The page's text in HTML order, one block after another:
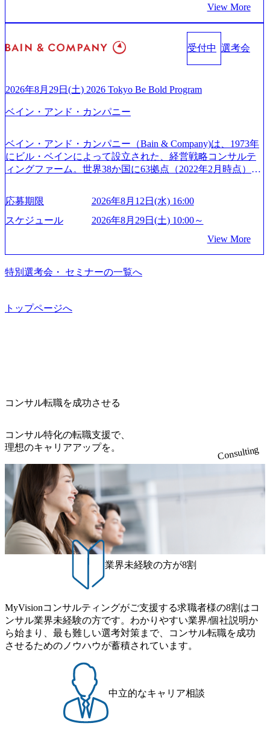
ア組織） 2026年8月22日(土) 10:00～最長16:00 2026年8月10
日(月) 16:00 ※応募者が定員を上回る場合は、厳正なる審査
の上参加者を決定させていただきます。ご了承ください。
● 当日の流れ 受付 → 会社説明会 → 面接(会社説明会終了
後、随時ご案内) ※全てリモートにて実施します。 ※参加
通常の選考フローと異なり、事前に適性検査をご受検いた
ションサーチになります。 ご経験やスキル、そして適性や
きます。 ※本求人はレバテック株式会社の雇用となりま
す。 ※案件によっては客先に出向いての作業も発生しま
す。 ＜ITコンサルタント＞ Webアプリケーション、SaaS系
模基幹システムにおける最上流のPoC(概念実証)支援から構
想策定、開発マネジメント支援までを一気通貫で担当して
います。 生成AIなどの最新技術とシステムを活用し、顧客
の業務革新と効率化の実現に貢献します。 ＜PL/PM＞ 顧客
の要望を深くヒアリングし、企画構想からアジャイル開発
による開発支援までを一気通貫で推進していただきます。
プロジェクト提案・推進の中核として、企画・要件定義か
流での現状分析、顧客ヒアリング、戦略策定、技術選定、
ルティング領域)から参画いただきます。 課題選定から顧客
だきます。 アジャイル開発を通じて顧客の要望や提案を柔
軟に取り入れながら改善サイクルを回すため、ご自身の提
案がサービスに直接反映されやすく、高い貢献度を実感で
きます。 ● 勤務地 東京都渋谷区渋谷3丁目6-7 渋谷金王タワ
ー 事業所内禁煙(入居する施設に喫煙専用室あり) ・就業規
則により就業時間内の喫煙を全面的に禁止 ・禁煙サポート
制度あり オンライン ● 必須要件 以下いずれかのご経験をお
持ちの方 ・システム・ソフトウェア開発経験3年以上 ・要
件定義～基本設計など上流経験2年以上 ・PMO経験2年以上
● 歓迎要件 ・要件定義から詳細設計までのいずれかの上流
工程の経験 ・サブリーダー以上のマネジメント経験 ・お客
様との折衝経験、交渉経験 ・組織課題に対して主体的に業
務改善に取り組まれたご経験 ・アジャイル/スクラムへの興
で主体的に動ける方 ・年齢にこだわらず、アドバイスを素
直に受け取れる方 ・推進力のある方
た？ (https://www.businessinsider.jp/post-288838) プラダ：ラグ
nture.com/jp-ja/case-studies/song/prada-luxury-product-customizati
on) 大正製薬：ITカーブアウト支援 (https://www.accenture.co
m/jp-ja/case-studies/consulting/taisho-pharmaceutical)（ストラテ
ジー & コンサルティング） ソフトバンク：初のオンライン
s://www.accenture.com/jp-ja/case-studies/communications-media/so
する「保安ネット」を構築。省庁DXの先進事例を実現 (http
ry-safety-network)（公共サービス） カルビー：SAP HANAの
導入で基幹システムを刷新 (https://www.accenture.com/jp-ja/ca
se-studies/consumer-goods-services/calbee)（消費財・サービ
る 日本では2.3万人以上の従業員を擁しており(会計系BIG4
を上回る規模感)、営業利益率も約15％と驚異的な数字とな
を遂げていることから、今後も高い成長が見込まれる 多く
の技術者を抱えており、アビームコンサルティングに続い
て日本国内2番目にSAP認定コンサルタント制度の有資格者
数が多く、特にIT領域に強みを持つ グローバルのポジショ
ーケットプレイス」が存在し、本ツールを活用で上司の引
職率も21.8%（2023年12月時点）とフレキシブルな働き方を
③12時開始 2026年8月10日(月) 16:00 各回50分程度を想定 オ
ンライン 書類選考通過者
確実な実現と社会的価値及び経済的価値の追求にも貢献 NE
Cとの戦略的資本提携も実現して、現在はNECのグループ会
シングなどの専門知識と、豊富な経験を持つ約6,000名を超
えるプロフェッショナルを有する 金融、製造、流通、エネ
トとしている SAP領域においては日本市場No.1を誇り、全
定コンサルタント資格を取得している また、日本国内企業
資格も保有、さまざまな業界・業種でのプロジェクト実績
と蓄積されたノウハウを基に独自の方法論やテンプレート
を開発し、それらを活用してお客様に最適なSAPコンサル
ティングサービスを提供する https://storage.googleapis.com/our
96dc8f2-7d54-42b9-a7ae-8c532c52d3d8_1200x678.webp アビー
ムコンサルティング会社資料 (https://www.abeam.com/content/
dam/abeam/jp/ja/about/company/ABeamConsultingCompanyProfil
e_jpn_4.pdf) 『SAP AWARD OF EXCELLENCE 2024』にお
ルティング、社員の健康改善を支援 食事・睡眠など可視
w.businessinsider.jp/post-283587) アサヒグループホールディン
ンサルティング会社となり、今後も成長性が大きくみられ
社時に10日間の間みっちりとコンサルの基礎を支援)を魅力
に感じ、他Big4ではなくアビームを選ぶ方も多数 アビーム
といえばSAPをはじめとしたシステム、とイメージされる
こともあるが実態としては経営戦略策定や新規事業立案な
どのトップラインを上げるための戦略案件も多く存在 特に
スポーツ&エンターテイメント領域ではBig4に先んじて注力
し、業界内で大きな存在感を誇る 社員の多様化する生活ス
タイルやライフイベントに対応した働きやすい職場環境を
実現するため、さまざまなサポート制度を導入している 多
文化理解や女性の活躍推進などの取り組み、また、フレッ
クス制度やフリーロケーション制度、フルリモート制度な
どの多様な働き方をサポートする制度が整備されている 202
6年8月23日(日) 9:00～18:00終了 2026年8月12日(水) 16:00 202
6年8月23日(日)にSustainable SCM SU 1day選考会を開催いた
します。 当SUは「GlobalでのSCM構築」や「物流・調達コ
ストの構造改革」といった伝統的なテーマに留まらずクラ
イアントがこれから取組むべき「グリーントランスフォー
った社会課題やテーマに対して、グローバル知見と最新の
事例などを基に企業の構造改革と社会価値の創造の取り組
みを行うプロフェッショナルチームです。 今回1day選考対
象となるポジションは下記となります。 ・コンサルタント
(調達改革・設備O&M)【SCS SU】 ・コンサルタント(ECM/
View More
受付中 選考会
2026年8月29日(土) 2026 Tokyo Be Bold Program
ベイン・アンド・カンパニー
ベイン・アンド・カンパニー（Bain & Company)は、1973年
にビル・ベインによって設立された、経営戦略コンサルテ
ィングファーム。世界38か国に63拠点（2022年2月時点）、
アントにお届けするのは単なるレポートではなく、『結
果』である。」この原則のもと、ベインは1973年に創業さ
れた。クライアントが不確かな未来の中、競争に勝てるよ
に、提言を具体的な行動に落とし込んでいる。 徹底した
「結果主義」を標榜。クライアントのフルポテンシャル実
現を目標に、具体的に目に見える成果を出すことを信条と
（真北）という言葉がよくつかわれる。針が少し東に傾い
外オフィスへのトランスファー制度などが充実している。
東京オフィスに来るグローバルメンバーも多く、グローバ
れており、これまで多くのNPO・NGOなどの非営利団体に
無償でコンサルティングを提供している。 2026年8月29日
(土) の対面Kick-offイベントを皮切りに1か月程度のプログラ
ム ※初回プログラム : 8月29日(土)10:00～13:30 2026年8月12
日(水) 16:00 Bain & Company Tokyoでは、「Tokyo Be Bold Pr
ogram (女性候補者向け選考支援プログラム)」を実施いたし
ます。クライアントに斬新なソリューションを提供し、複
雑な経営課題を解決するために、チームのダイバーシティ
は欠かせません。是非、ユニークな視点と高い志を持つ女
性の皆様に多数ご参画頂きたいと考え、プログラムを開催
性はどのように活躍をしているのか」、「ケース面接の経
験がなく対策の仕方が知りたい」などのお声をたくさんい
食事などのカジュアルな交流、実際のプロジェクトのケー
ススタディ、1対1の模擬面接等、複数のセッションを約1か
月の期間に渡り行い、選考にご参加いただきます。コンサ
ルタント未経験の方でも、戦略コンサルタントの具体的な
仕事内容からお話をさせていただきますので、戦略コンサ
ルティングにご興味をお持ちの方は、この機会にぜひご応
にはWebテストを8月20日までに受験いただきます ・8月21
日までにプログラム参加者をご案内します ・初回プログラ
ム : 8月29日(土)10:00～13:30 @ベイン東京オフィス(六本木)
応募期限
2026年8月12日(水) 16:00
スケジュール
2026年8月29日(土) 10:00～
View More
特別選考会・ セミナーの一覧へ
トップページへ
コンサル転職を成功させる
コンサル特化の転職支援で、
理想のキャリアアップを。
Consulting
業界未経験の方が8割
MyVisionコンサルティングがご支援する求職者様の8割はコ
ンサル業界未経験の方です。わかりやすい業界/個社説明か
ら始まり、最も難しい選考対策まで、コンサル転職を成功
させるためのノウハウが蓄積されています。
中立的なキャリア相談